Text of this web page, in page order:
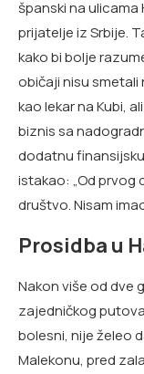
španski na ulicama
prijatelje iz Srbije.
kako bi bolje
običaji nisu smetali
kao lekar na Kubi,
biznis sa
dodatnu
istakao: „Od prvog
društvo. Nisam
Prosidba u
Nakon više od dve
zajedničkog
bolesni, nije želeo
Malekonu, pred